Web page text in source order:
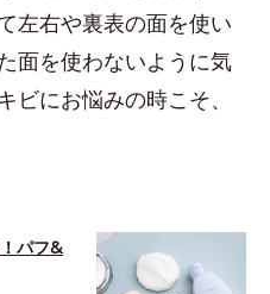
左右や裏表の面を使い
面を使わないように気
ビにお悩みの時こそ、
パフ&